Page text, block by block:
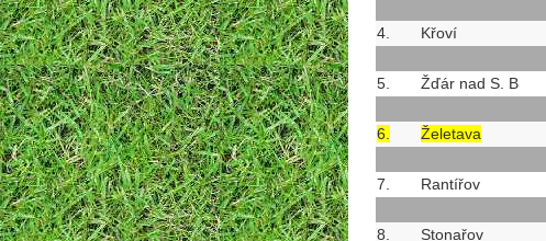
4. Křoví
5. Žďár nad S. B
6. Želetava
7. Rantířov
8. Stonařov